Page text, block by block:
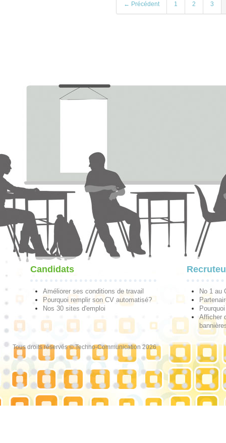
← Précédent 1 2 3
Candidats
Améliorer ses conditions de travail
Pourquoi remplir son CV automatisé?
Nos 30 sites d'emploi
No 1 au
Afficher
Tous droits réservés © Techno-Communication 2026